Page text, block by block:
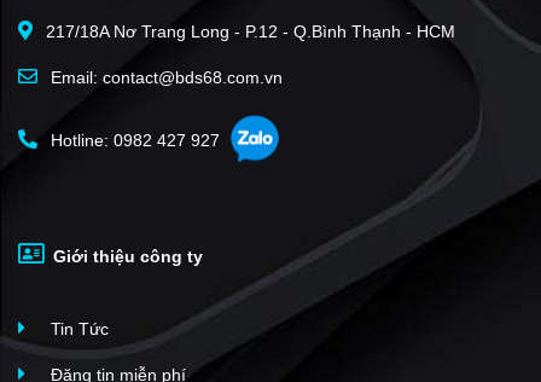
217/18A Nơ Trang Long - P.12 - Q.Bình Thạnh - HCM
Email: contact@bds68.com.vn
Hotline: 0982 427 927
Giới thiệu công ty
Tin Tức
Đăng tin miễn phí